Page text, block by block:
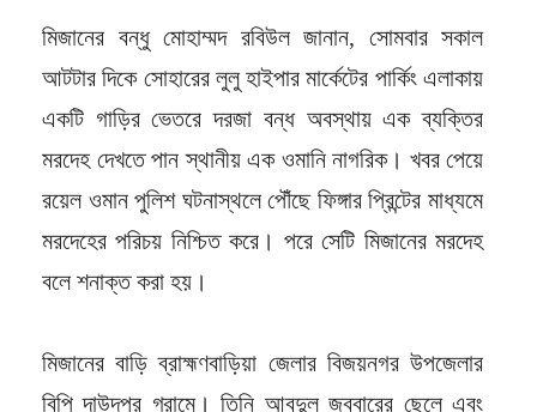
মিজানের বন্ধু মোহাম্মদ রবিউল জানান, সোমবার সকাল
আটটার দিকে সোহারের লুলু হাইপার মার্কেটের পার্কিং এলাকায়
একটি গাড়ির ভেতরে দরজা বন্ধ অবস্থায় এক ব্যক্তির
মরদেহ দেখতে পান স্থানীয় এক ওমানি নাগরিক। খবর পেয়ে
রয়েল ওমান পুলিশ ঘটনাস্থলে পৌঁছে ফিঙ্গার প্রিন্টের মাধ্যমে
মরদেহের পরিচয় নিশ্চিত করে। পরে সেটি মিজানের মরদেহ
বলে শনাক্ত করা হয়।
মিজানের বাড়ি ব্রাহ্মণবাড়িয়া জেলার বিজয়নগর উপজেলার
বিপি দাউদপুর গ্রামে। তিনি আবদুল জব্বারের ছেলে এবং